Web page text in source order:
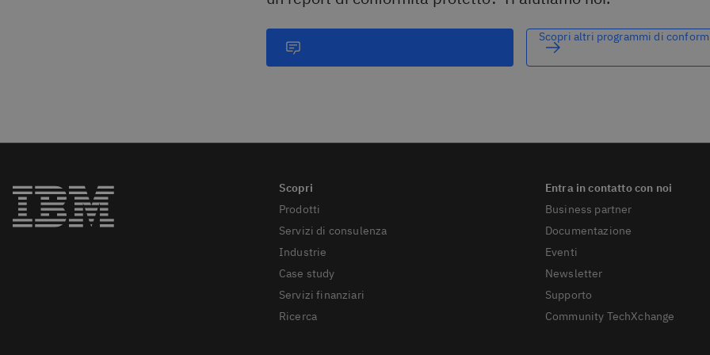
Scopri altri programmi di
Prodotti
Servizi di consulenza
Industrie
Case study
Servizi finanziari
Ricerca
Business partner
Documentazione
Eventi
Newsletter
Supporto
Community TechXchange